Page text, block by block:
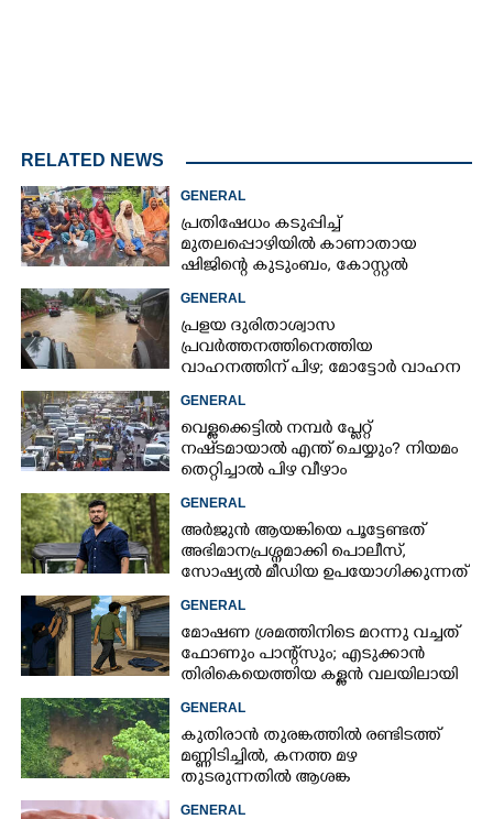
RELATED NEWS
GENERAL
പ്രതിഷേധം കടുപ്പിച്ച്
മുതലപ്പൊഴിയിൽ കാണാതായ
ഷിജിന്റെ കുടുംബം, കോസ്റ്റൽ
പൊലീസ് സ്റ്റേഷനുമുന്നിൽ
കുത്തിയിരിക്കുന്നു
GENERAL
പ്രളയ ദുരിതാശ്വാസ
പ്രവർത്തനത്തിനെത്തിയ
വാഹനത്തിന് പിഴ; മോട്ടോർ വാഹന
വകുപ്പ് ഉദ്യോഗസ്ഥന് സസ്പെൻഷൻ
GENERAL
വെള്ളക്കെട്ടിൽ നമ്പർ പ്ലേറ്റ്
നഷ്‌ടമായാൽ എന്ത് ചെയ്യും? നിയമം
തെറ്റിച്ചാൽ പിഴ വീഴാം
GENERAL
അർജുൻ ആയങ്കിയെ പൂട്ടേണ്ടത്
അഭിമാനപ്രശ്നമാക്കി പൊലീസ്,
സാേഷ്യൽ മീഡിയ ഉപയോഗിക്കുന്നത്
മറ്റൊരാളെന്ന് സംശയം
GENERAL
മോഷണ ശ്രമത്തിനിടെ മറന്നു വച്ചത്
ഫോണും പാന്റ്സും; എടുക്കാൻ
തിരികെയെത്തിയ കള്ളൻ വലയിലായി
GENERAL
കുതിരാൻ തുരങ്കത്തിൽ രണ്ടിടത്ത്
മണ്ണിടിച്ചിൽ, കനത്ത മഴ
തുടരുന്നതിൽ ആശങ്ക
GENERAL